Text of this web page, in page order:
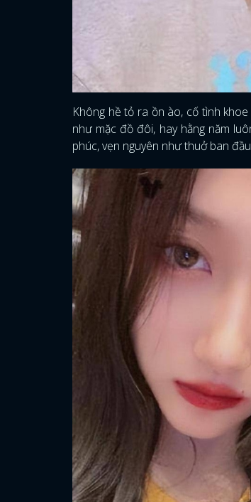
Không hề tỏ ra ồn ào, cố tình
như mặc đồ đôi, hay hằng năm
phúc, vẹn nguyên như thuở ban